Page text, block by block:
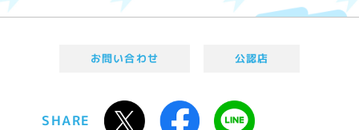
お問い合わせ 公認店
SHARE